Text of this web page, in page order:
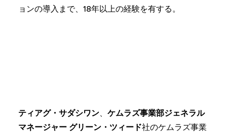
ョンの導入まで、18年以上の経験を有する。
ティアグ・サダシワン
ケムラズ事業部ジェネラル
マネージャー グリーン・ツィード社のケムラズ事業